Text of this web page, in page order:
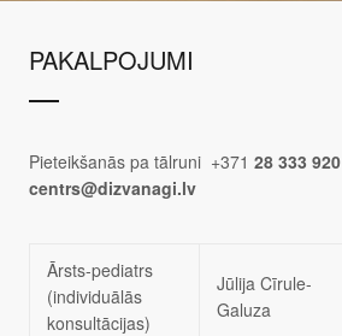
PAKALPOJUMI
Pieteikšanās pa tālruni +371 28 333 920
centrs@dizvanagi.lv
Ārsts-pediatrs
(individuālās
konsultācijas)
Jūlija Cīrule-
Galuza